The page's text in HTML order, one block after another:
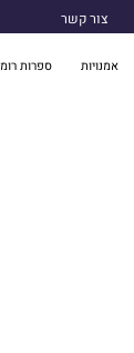
צור קשר
אמנויות ספרות